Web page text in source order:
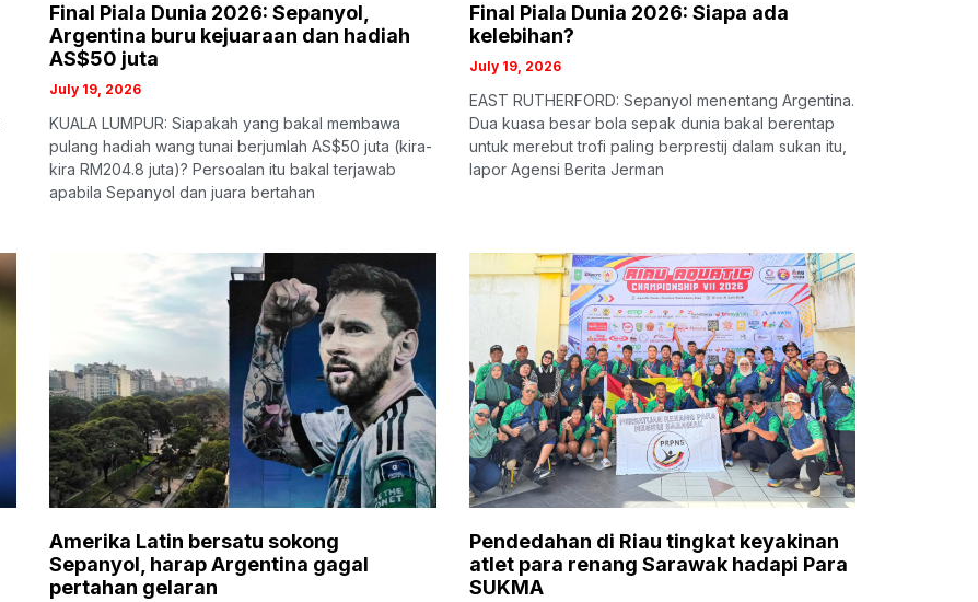
Final Piala Dunia 2026: Sepanyol,
Argentina buru kejuaraan dan hadiah
AS$50 juta
July 19, 2026
KUALA LUMPUR: Siapakah yang bakal membawa
pulang hadiah wang tunai berjumlah AS$50 juta (kira-
kira RM204.8 juta)? Persoalan itu bakal terjawab
apabila Sepanyol dan juara bertahan
Final Piala Dunia 2026: Siapa ada
kelebihan?
July 19, 2026
EAST RUTHERFORD: Sepanyol menentang Argentina.
Dua kuasa besar bola sepak dunia bakal berentap
untuk merebut trofi paling berprestij dalam sukan itu,
lapor Agensi Berita Jerman
Amerika Latin bersatu sokong
Sepanyol, harap Argentina gagal
pertahan gelaran
Pendedahan di Riau tingkat keyakinan
atlet para renang Sarawak hadapi Para
SUKMA